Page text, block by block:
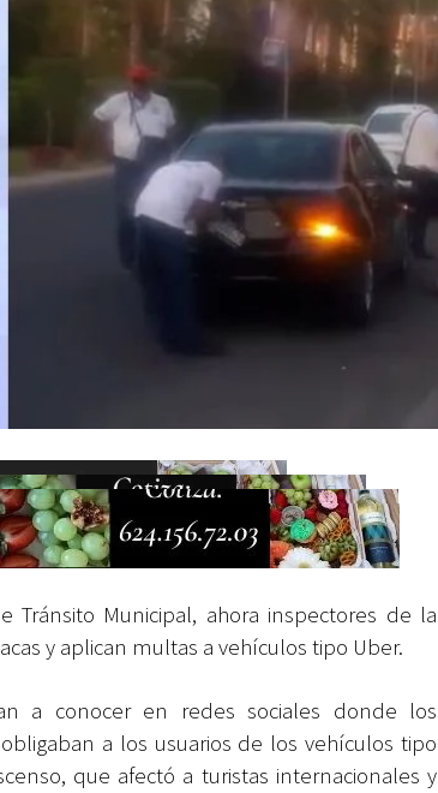
Tránsito Municipal, ahora inspectores de la
y aplican multas a vehículos tipo Uber.
a conocer en redes sociales donde los
a los usuarios de los vehículos tipo
que afectó a turistas internacionales y